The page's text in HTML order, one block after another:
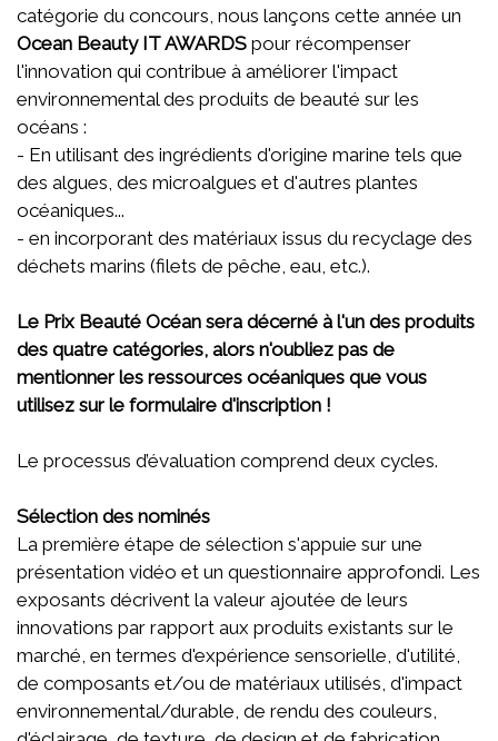
catégorie du concours, nous lançons cette année un
Ocean Beauty IT AWARDS pour récompenser
l'innovation qui contribue à améliorer l'impact
environnemental des produits de beauté sur les
océans :
- En utilisant des ingrédients d'origine marine tels que
des algues, des microalgues et d'autres plantes
océaniques...
- en incorporant des matériaux issus du recyclage des
déchets marins (filets de pêche, eau, etc.).
Le Prix Beauté Océan sera décerné à l'un des produits
des quatre catégories, alors n'oubliez pas de
mentionner les ressources océaniques que vous
utilisez sur le formulaire d'inscription !
Le processus d’évaluation comprend deux cycles.
Sélection des nominés
La première étape de sélection s'appuie sur une
présentation vidéo et un questionnaire approfondi. Les
exposants décrivent la valeur ajoutée de leurs
innovations par rapport aux produits existants sur le
marché, en termes d'expérience sensorielle, d'utilité,
de composants et/ou de matériaux utilisés, d'impact
environnemental/durable, de rendu des couleurs,